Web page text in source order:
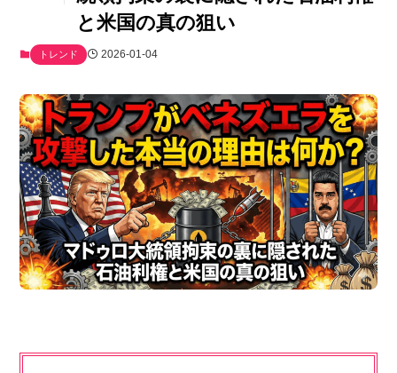
と米国の真の狙い
トレンド 2026-01-04